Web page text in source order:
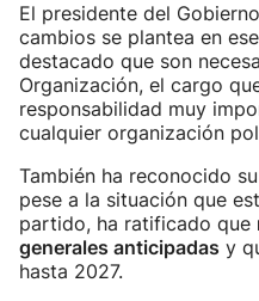
El presidente del
cambios se plantea en
destacado que son
Organización, el cargo
responsabilidad muy
cualquier organización
También ha reconocido
pese a la situación que
partido, ha ratificado que
generales anticipadas y
hasta 2027.